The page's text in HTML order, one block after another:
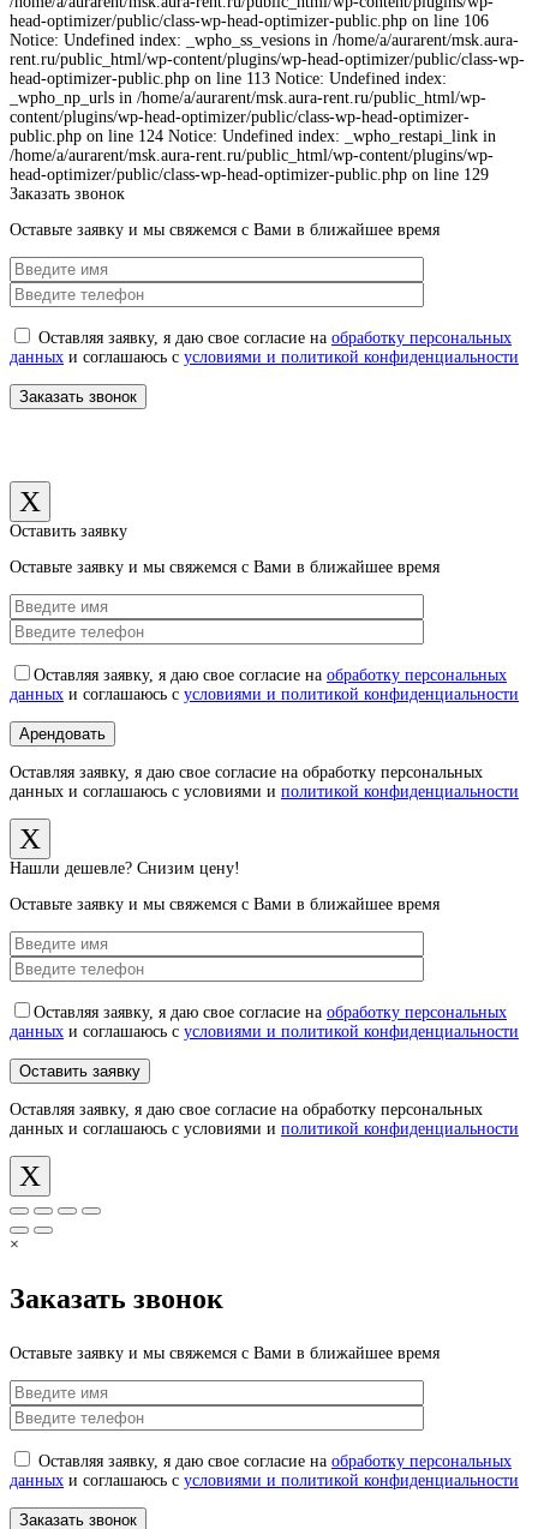
head-optimizer/public/class-wp-head-optimizer-public.php on line 106
Notice: Undefined index: _wpho_ss_vesions in /home/a/aurarent/msk.aura-
rent.ru/public_html/wp-content/plugins/wp-head-optimizer/public/class-wp-
head-optimizer-public.php on line 113 Notice: Undefined index:
_wpho_np_urls in /home/a/aurarent/msk.aura-rent.ru/public_html/wp-
content/plugins/wp-head-optimizer/public/class-wp-head-optimizer-
public.php on line 124 Notice: Undefined index: _wpho_restapi_link in
/home/a/aurarent/msk.aura-rent.ru/public_html/wp-content/plugins/wp-
head-optimizer/public/class-wp-head-optimizer-public.php on line 129
Заказать звонок
Оставьте заявку и мы свяжемся с Вами в ближайшее время
Оставляя заявку, я даю свое согласие на обработку персональных
данных и соглашаюсь с условиями и политикой конфиденциальности
X
Оставить заявку
Оставьте заявку и мы свяжемся с Вами в ближайшее время
Оставляя заявку, я даю свое согласие на обработку персональных
данных и соглашаюсь с условиями и политикой конфиденциальности
Оставляя заявку, я даю свое согласие на обработку персональных
данных и соглашаюсь с условиями и политикой конфиденциальности
X
Нашли дешевле? Снизим цену!
Оставьте заявку и мы свяжемся с Вами в ближайшее время
Оставляя заявку, я даю свое согласие на обработку персональных
данных и соглашаюсь с условиями и политикой конфиденциальности
Оставляя заявку, я даю свое согласие на обработку персональных
данных и соглашаюсь с условиями и политикой конфиденциальности
X
×
Заказать звонок
Оставьте заявку и мы свяжемся с Вами в ближайшее время
Оставляя заявку, я даю свое согласие на обработку персональных
данных и соглашаюсь с условиями и политикой конфиденциальности